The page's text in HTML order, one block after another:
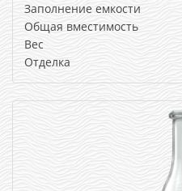
Заполнение емкости
Общая вместимость
Вес
Отделка